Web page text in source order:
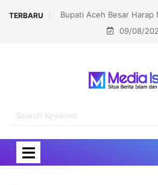
TERBARU
Bupati Aceh Besar Harap Masjid Ibnu
Pusat Pembinaan Umat
09/08/